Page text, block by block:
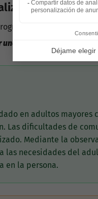
el plan de
de forma
residencia o centro
en adultos
Las dificultades de
Mediante la
las necesidades del
en la persona.